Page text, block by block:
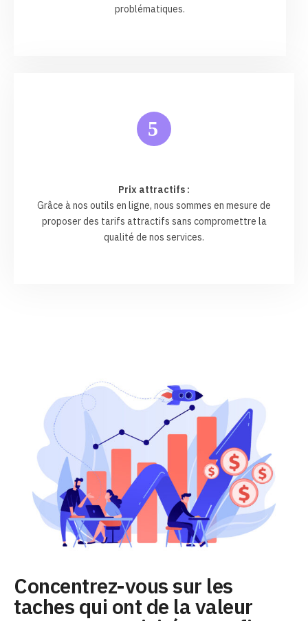
problématiques.
5
Prix attractifs :
Grâce à nos outils en ligne, nous sommes en mesure de
proposer des tarifs attractifs sans compromettre la
qualité de nos services.
Concentrez-vous sur les
taches qui ont de la valeur